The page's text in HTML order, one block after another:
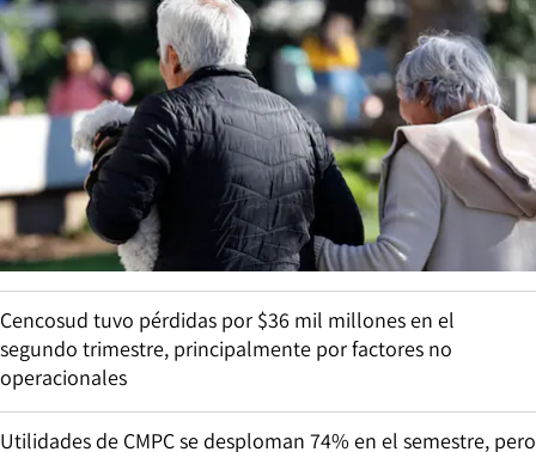
Cencosud tuvo pérdidas por $36 mil millones en el
segundo trimestre, principalmente por factores no
operacionales
Utilidades de CMPC se desploman 74% en el semestre, pero